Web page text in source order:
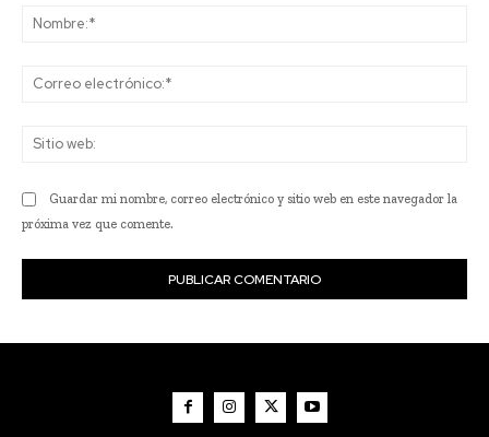
Guardar mi nombre, correo electrónico y sitio web en este navegador la
próxima vez que comente.